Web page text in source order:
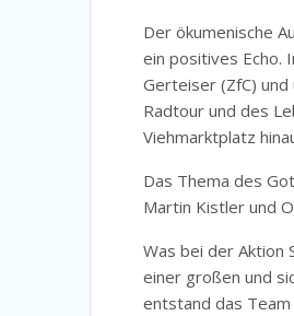
Der ökumenische
ein positives Echo.
Gerteiser (ZfC)
Radtour und des
Viehmarktplatz
Das Thema des
Martin Kistler und
Was bei der Aktion
einer großen und
entstand das Team